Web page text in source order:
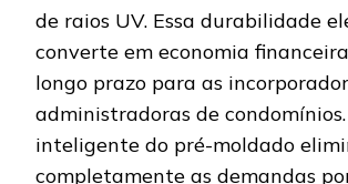
de raios UV. Essa durabilidade
converte em economia
longo prazo para as
administradoras de condomínios.
inteligente do pré-moldado
completamente as demandas